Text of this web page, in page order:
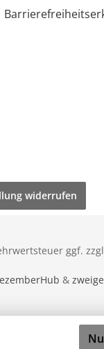
widerrufen
ggf.
&